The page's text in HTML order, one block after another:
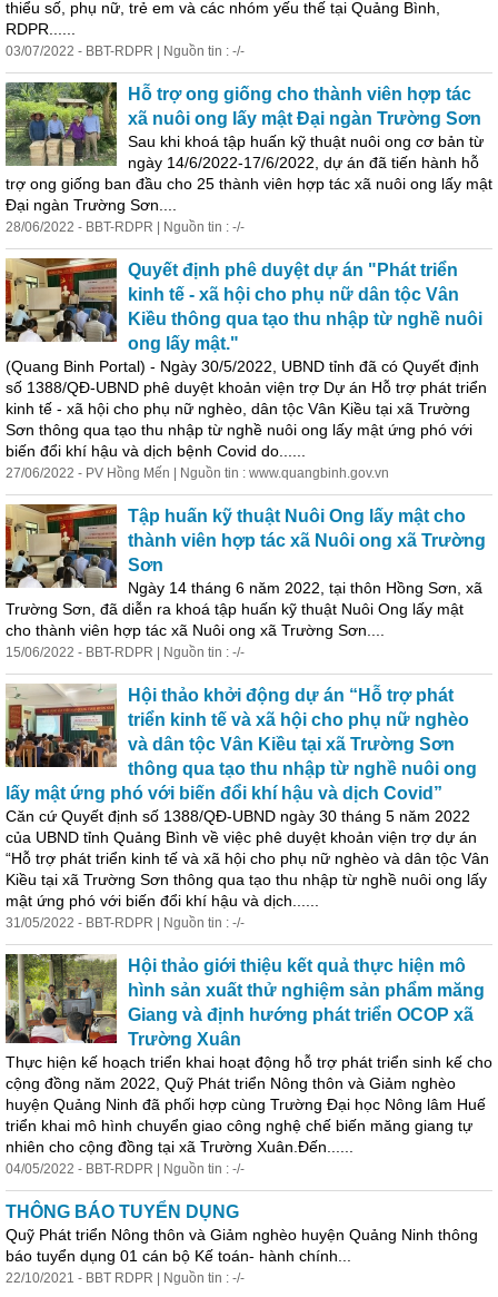
thiểu số, phụ nữ, trẻ em và các nhóm yếu thế tại Quảng Bình,
RDPR......
03/07/2022 - BBT-RDPR | Nguồn tin : -/-
Hỗ trợ ong giống cho thành viên hợp tác
xã nuôi ong lấy mật Đại ngàn Trường Sơn
Sau khi khoá tập huấn kỹ thuật nuôi ong cơ bản từ
ngày 14/6/2022-17/6/2022, dự án đã tiến hành hỗ
trợ ong giống ban đầu cho 25 thành viên hợp tác xã nuôi ong lấy mật
Đại ngàn Trường Sơn....
28/06/2022 - BBT-RDPR | Nguồn tin : -/-
Quyết định phê duyệt dự án "Phát triển
kinh tế - xã hội cho phụ nữ dân tộc Vân
Kiều thông qua tạo thu nhập từ nghề nuôi
ong lấy mật."
(Quang Binh Portal) - Ngày 30/5/2022, UBND tỉnh đã có Quyết định
số 1388/QĐ-UBND phê duyệt khoản viện trợ Dự án Hỗ trợ phát triển
kinh tế - xã hội cho phụ nữ nghèo, dân tộc Vân Kiều tại xã Trường
Sơn thông qua tạo thu nhập từ nghề nuôi ong lấy mật ứng phó với
biến đổi khí hậu và dịch bệnh Covid do......
27/06/2022 - PV Hồng Mến | Nguồn tin : www.quangbinh.gov.vn
Tập huấn kỹ thuật Nuôi Ong lấy mật cho
thành viên hợp tác xã Nuôi ong xã Trường
Sơn
Ngày 14 tháng 6 năm 2022, tại thôn Hồng Sơn, xã
Trường Sơn, đã diễn ra khoá tập huấn kỹ thuật Nuôi Ong lấy mật
cho thành viên hợp tác xã Nuôi ong xã Trường Sơn....
15/06/2022 - BBT-RDPR | Nguồn tin : -/-
Hội thảo khởi động dự án “Hỗ trợ phát
triển kinh tế và xã hội cho phụ nữ nghèo
và dân tộc Vân Kiều tại xã Trường Sơn
thông qua tạo thu nhập từ nghề nuôi ong
lấy mật ứng phó với biến đổi khí hậu và dịch Covid”
Căn cứ Quyết định số 1388/QĐ-UBND ngày 30 tháng 5 năm 2022
của UBND tỉnh Quảng Bình về việc phê duyệt khoản viện trợ dự án
“Hỗ trợ phát triển kinh tế và xã hội cho phụ nữ nghèo và dân tộc Vân
Kiều tại xã Trường Sơn thông qua tạo thu nhập từ nghề nuôi ong lấy
mật ứng phó với biến đổi khí hậu và dịch......
31/05/2022 - BBT-RDPR | Nguồn tin : -/-
Hội thảo giới thiệu kết quả thực hiện mô
hình sản xuất thử nghiệm sản phẩm măng
Giang và định hướng phát triển OCOP xã
Trường Xuân
Thực hiện kế hoạch triển khai hoạt động hỗ trợ phát triển sinh kế cho
cộng đồng năm 2022, Quỹ Phát triển Nông thôn và Giảm nghèo
huyện Quảng Ninh đã phối hợp cùng Trường Đại học Nông lâm Huế
triển khai mô hình chuyển giao công nghệ chế biến măng giang tự
nhiên cho cộng đồng tại xã Trường Xuân.Đến......
04/05/2022 - BBT-RDPR | Nguồn tin : -/-
THÔNG BÁO TUYỂN DỤNG
Quỹ Phát triển Nông thôn và Giảm nghèo huyện Quảng Ninh thông
báo tuyển dụng 01 cán bộ Kế toán- hành chính...
22/10/2021 - BBT RDPR | Nguồn tin : -/-